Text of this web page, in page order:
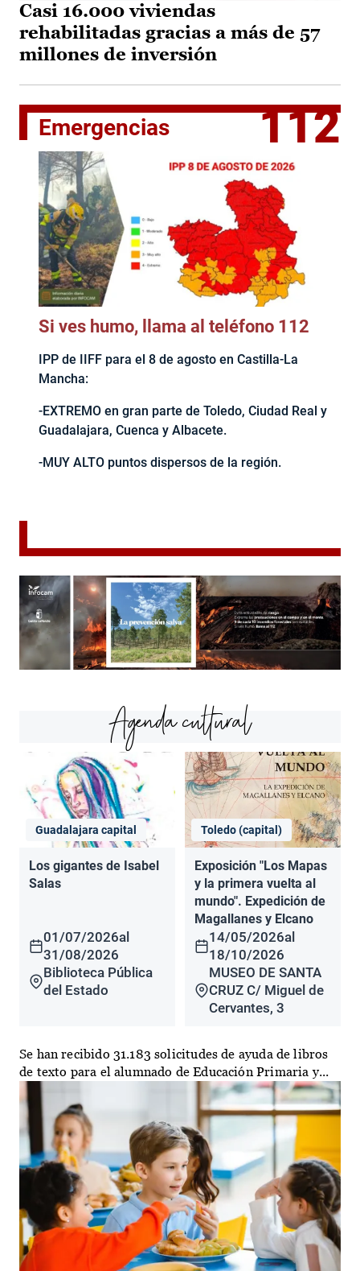
Casi 16.000 viviendas
rehabilitadas gracias a más de 57
millones de inversión
Emergencias 112
Si ves humo, llama al teléfono 112
IPP de IIFF para el 8 de agosto en Castilla-La
Mancha:
-EXTREMO en gran parte de Toledo, Ciudad Real y
Guadalajara, Cuenca y Albacete.
-MUY ALTO puntos dispersos de la región.
Agenda cultural
Guadalajara capital
Los gigantes de Isabel
Salas
01/07/2026al
31/08/2026
Biblioteca Pública
del Estado
Toledo (capital)
Exposición "Los Mapas
y la primera vuelta al
mundo". Expedición de
Magallanes y Elcano
14/05/2026al
18/10/2026
MUSEO DE SANTA
CRUZ C/ Miguel de
Cervantes, 3
Se han recibido 31.183 solicitudes de ayuda de libros
de texto para el alumnado de Educación Primaria y...